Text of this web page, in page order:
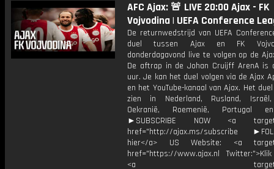
AFC Ajax: 🚨 LIVE 20:00 Ajax - FK
Vojvodina | UEFA Conference
De returnwedstrijd van UEFA
duel tussen Ajax en FK
donderdagavond live te volgen op de
De aftrap in de Johan Cruijff ArenA is
uur. Je kan het duel volgen via de Ajax
en het YouTube-kanaal van Ajax. Het
zien in Nederland, Rusland, Israël,
Oekranië, Roemenië, Portugal
►SUBSCRIBE NOW <a
href="http://ajax.ms/subscribe
hier</a> US Website: <a
href="https://www.ajax.nl
<a